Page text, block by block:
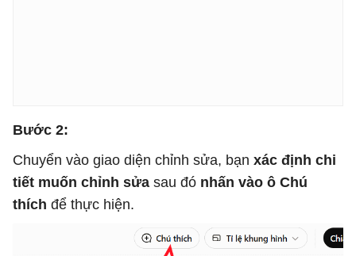
Bước 2:
Chuyển vào giao diện chỉnh sửa, bạn xác định chi
tiết muốn chỉnh sửa sau đó nhấn vào ô Chú
thích để thực hiện.